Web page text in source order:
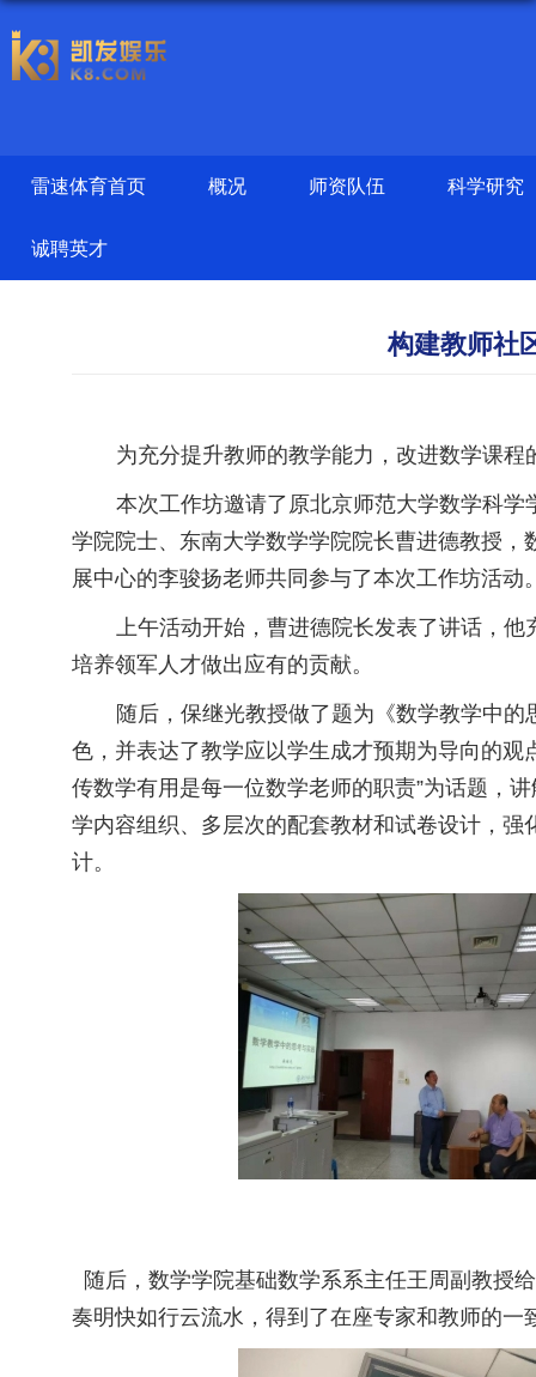
雷速体育首页 概况 师资队伍 科学研究
诚聘英才
构建教师社
为充分提升教师的教学能力，改进数学课
本次工作坊邀请了原北京师范大学数学科
学院院士、东南大学数学学院院长曹进德教授
展中心的李骏扬老师共同参与了本次工作坊活
上午活动开始，曹进德院长发表了讲话，
培养领军人才做出应有的贡献。
随后，保继光教授做了题为《数学教学中
色，并表达了教学应以学生成才预期为导向的观
传数学有用是每一位数学老师的职责”为话题，
学内容组织、多层次的配套教材和试卷设计，
计。
随后，数学学院基础数学系系主任王周副教授
奏明快如行云流水，得到了在座专家和教师的一